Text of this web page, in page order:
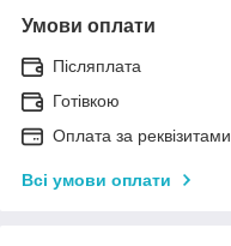
Умови оплати
Післяплата
Готівкою
Оплата за реквізитами
Всі умови оплати